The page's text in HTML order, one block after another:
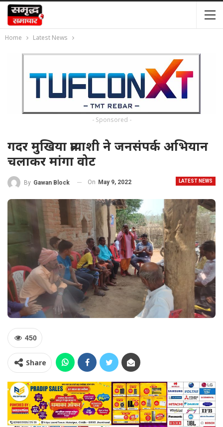
Home Latest News
- Sponsored -
गदर मुखिया प्रत्याशी ने जनसंपर्क अभियान
चलाकर मांगा वोट
LATEST NEWS
By Gawan Block On May 9, 2022
450
Share